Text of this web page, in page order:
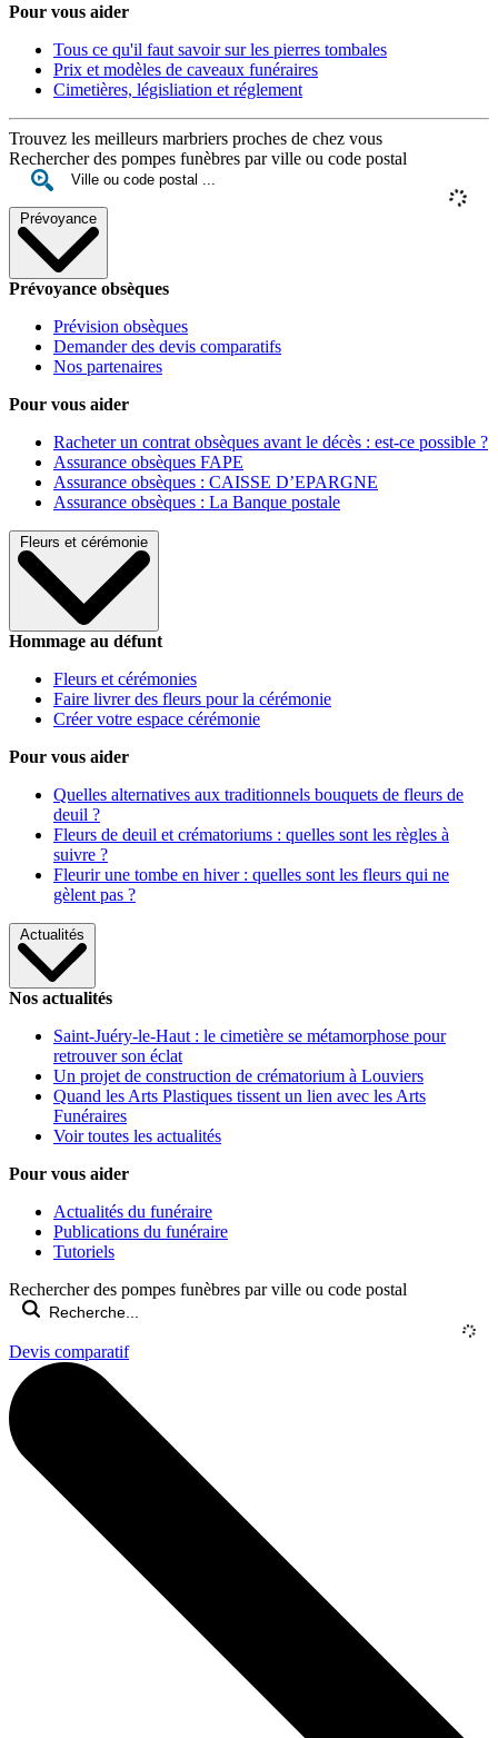
Pour vous aider
Tous ce qu'il faut savoir sur les pierres tombales
Prix et modèles de caveaux funéraires
Cimetières, législiation et réglement
Trouvez les meilleurs marbriers proches de chez vous
Rechercher des pompes funèbres par ville ou code postal
Prévoyance
Prévoyance obsèques
Prévision obsèques
Demander des devis comparatifs
Nos partenaires
Pour vous aider
Racheter un contrat obsèques avant le décès : est-ce possible ?
Assurance obsèques FAPE
Assurance obsèques : CAISSE D’EPARGNE
Assurance obsèques : La Banque postale
Fleurs et cérémonie
Hommage au défunt
Fleurs et cérémonies
Faire livrer des fleurs pour la cérémonie
Créer votre espace cérémonie
Pour vous aider
Quelles alternatives aux traditionnels bouquets de fleurs de
deuil ?
Fleurs de deuil et crématoriums : quelles sont les règles à
suivre ?
Fleurir une tombe en hiver : quelles sont les fleurs qui ne
gèlent pas ?
Actualités
Nos actualités
Saint-Juéry-le-Haut : le cimetière se métamorphose pour
retrouver son éclat
Un projet de construction de crématorium à Louviers
Quand les Arts Plastiques tissent un lien avec les Arts
Funéraires
Voir toutes les actualités
Pour vous aider
Actualités du funéraire
Publications du funéraire
Tutoriels
Rechercher des pompes funèbres par ville ou code postal
Devis comparatif